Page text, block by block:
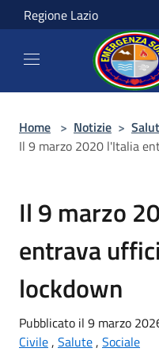
Salta al contenuto principale
Regione Lazio
Home > Notizie >
Il 9 marzo 2020 l'Italia
Il 9 marzo
entrava
lockdown
Pubblicato il 9 marzo
Civile, Salute, Sociale